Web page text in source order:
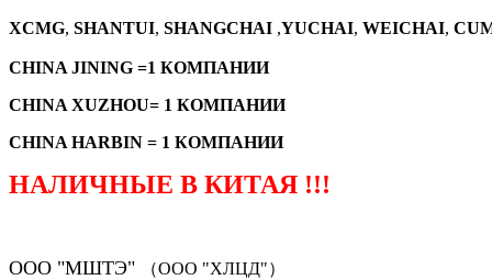
XCMG, SHANTUI, SHANGCHAI ,YUCHAI, WEICHAI,
CHINA JINING =1 КОМПАНИИ
CHINA XUZHOU= 1 КОМПАНИИ
CHINA HARBIN = 1 КОМПАНИИ
НАЛИЧНЫЕ В КИТАЯ !!!
ООО "МШТЭ" （ООО "ХЛЦД"）